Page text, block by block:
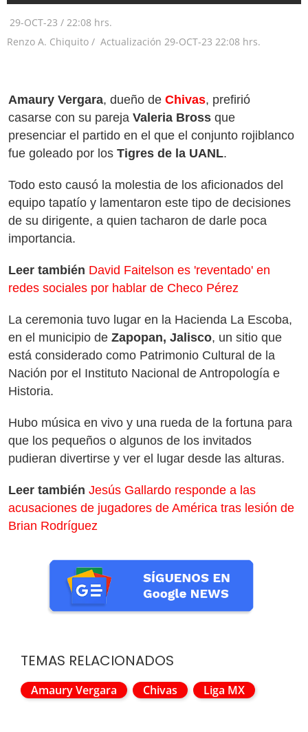
29-OCT-23 / 22:08 hrs.
Renzo A. Chiquito / Actualización 29-OCT-23 22:08 hrs.
Amaury Vergara, dueño de Chivas, prefirió
casarse con su pareja Valeria Bross que
presenciar el partido en el que el conjunto rojiblanco
fue goleado por los Tigres de la UANL.
Todo esto causó la molestia de los aficionados del
equipo tapatío y lamentaron este tipo de decisiones
de su dirigente, a quien tacharon de darle poca
importancia.
Leer también David Faitelson es 'reventado' en
redes sociales por hablar de Checo Pérez
La ceremonia tuvo lugar en la Hacienda La Escoba,
en el municipio de Zapopan, Jalisco, un sitio que
está considerado como Patrimonio Cultural de la
Nación por el Instituto Nacional de Antropología e
Historia.
Hubo música en vivo y una rueda de la fortuna para
que los pequeños o algunos de los invitados
pudieran divertirse y ver el lugar desde las alturas.
Leer también Jesús Gallardo responde a las
acusaciones de jugadores de América tras lesión de
Brian Rodríguez
TEMAS RELACIONADOS
Amaury Vergara Chivas Liga MX